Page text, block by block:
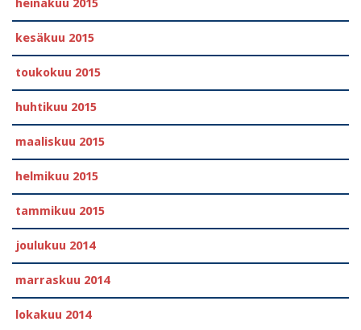
heinäkuu 2015
kesäkuu 2015
toukokuu 2015
huhtikuu 2015
maaliskuu 2015
helmikuu 2015
tammikuu 2015
joulukuu 2014
marraskuu 2014
lokakuu 2014